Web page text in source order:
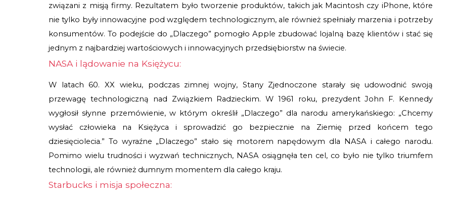
związani z misją firmy. Rezultatem było tworzenie produktów, takich jak Macintosh czy iPhone, które
nie tylko były innowacyjne pod względem technologicznym, ale również spełniały marzenia i potrzeby
konsumentów. To podejście do „Dlaczego” pomogło Apple zbudować lojalną bazę klientów i stać się
jednym z najbardziej wartościowych i innowacyjnych przedsiębiorstw na świecie.
NASA i lądowanie na Księżycu:
W latach 60. XX wieku, podczas zimnej wojny, Stany Zjednoczone starały się udowodnić swoją
przewagę technologiczną nad Związkiem Radzieckim. W 1961 roku, prezydent John F. Kennedy
wygłosił słynne przemówienie, w którym określił „Dlaczego” dla narodu amerykańskiego: „Chcemy
wysłać człowieka na Księżyca i sprowadzić go bezpiecznie na Ziemię przed końcem tego
dziesięciolecia.” To wyraźne „Dlaczego” stało się motorem napędowym dla NASA i całego narodu.
Pomimo wielu trudności i wyzwań technicznych, NASA osiągnęła ten cel, co było nie tylko triumfem
technologii, ale również dumnym momentem dla całego kraju.
Starbucks i misja społeczna: